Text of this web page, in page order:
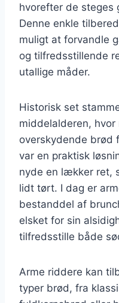
hvorefter de steges
Denne enkle
muligt at forvandle
og tilfredsstillende
utallige måder.
Historisk set
middelalderen,
overskydende brød
var en praktisk
nyde en lækker ret,
lidt tørt. I dag er
bestanddel af
elsket for sin
tilfredsstille både
Arme riddere kan
typer brød, fra